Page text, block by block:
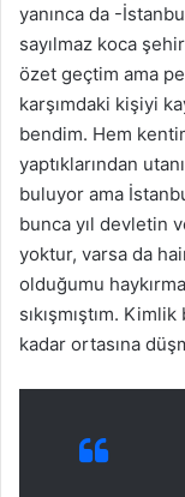
yanınca da -
sayılmaz koca
özet geçtim ama
karşımdaki kişiyi
bendim. Hem
yaptıklarından
buluyor ama
bunca yıl devletin
yoktur, varsa da
olduğumu
sıkışmıştım.
kadar ortasına